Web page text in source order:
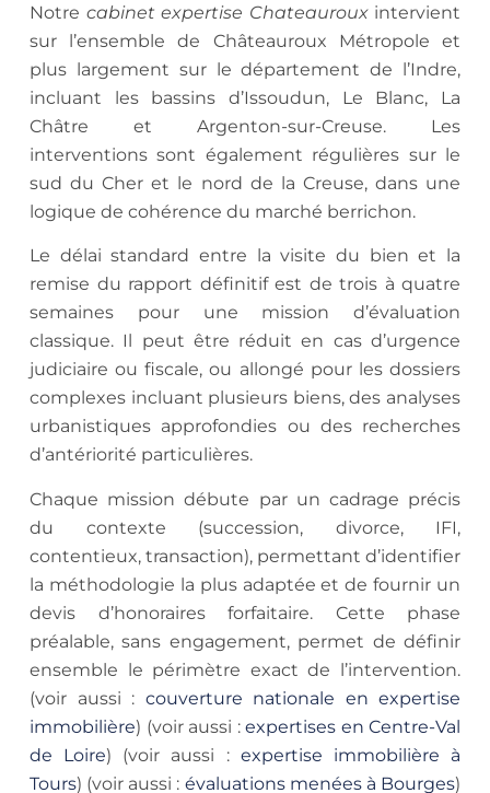
Notre cabinet expertise Chateaurouxintervient
sur l’ensemble de Châteauroux Métropole et
plus largement sur le département de l’Indre,
incluant les bassins d’Issoudun, Le Blanc, La
Châtre et Argenton-sur-Creuse. Les
interventions sont également régulières sur le
sud du Cher et le nord de la Creuse, dans une
logique de cohérence du marché berrichon.
Le délai standard entre la visite du bien et la
remise du rapport définitif est de trois à quatre
semaines pour une mission d’évaluation
classique. Il peut être réduit en cas d’urgence
judiciaire ou fiscale, ou allongé pour les dossiers
complexes incluant plusieurs biens, des analyses
urbanistiques approfondies ou des recherches
d’antériorité particulières.
Chaque mission débute par un cadrage précis
du contexte (succession, divorce, IFI,
contentieux, transaction), permettant d’identifier
la méthodologie la plus adaptée et de fournir un
devis d’honoraires forfaitaire. Cette phase
préalable, sans engagement, permet de définir
ensemble le périmètre exact de l’intervention.
(voir aussi : couverture nationale en expertise
immobilière) (voir aussi : expertises en Centre-Val
de Loire) (voir aussi : expertise immobilière à
Tours) (voir aussi : évaluations menées à Bourges)